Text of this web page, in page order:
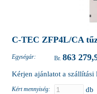
C-TEC ZFP4L/CA
Egységár: 863
Kérjen ajánlatot a szállítási
Kért mennyiség: db